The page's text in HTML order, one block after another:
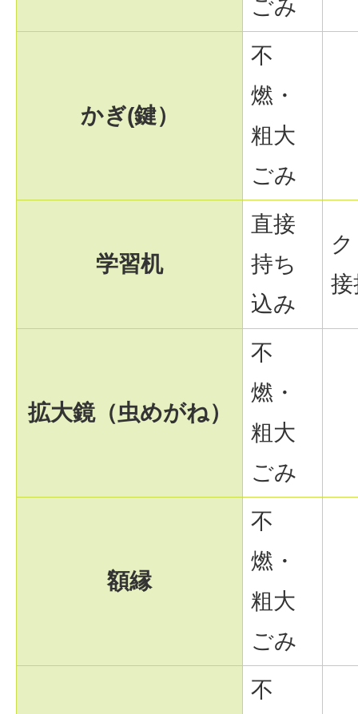
ごみ
かぎ(鍵）
不
燃・
粗大
ごみ
学習机
直接
持ち
込み
拡大鏡（虫めがね）
不
燃・
粗大
ごみ
額縁
不
燃・
粗大
ごみ
不